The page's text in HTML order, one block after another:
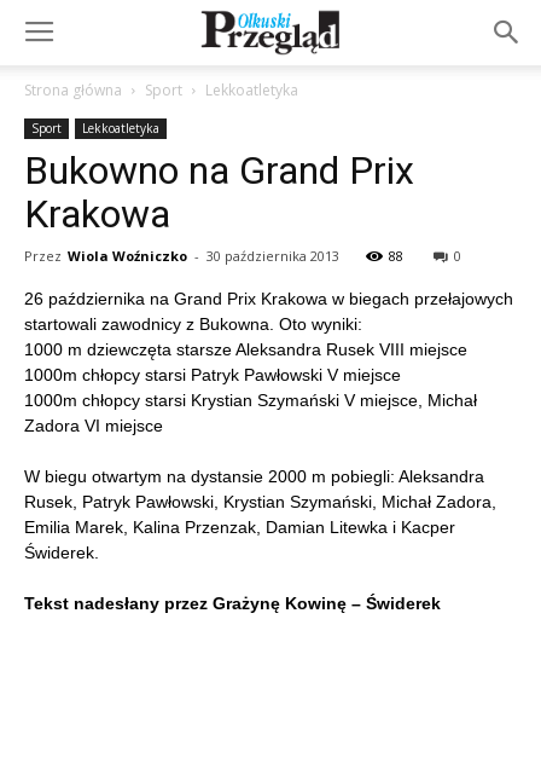
Strona główna Sport Lekkoatletyka
Sport Lekkoatletyka
Bukowno na Grand Prix
Krakowa
Przez Wiola Woźniczko - 30 października 2013 88 0
26 października na Grand Prix Krakowa w biegach przełajowych
startowali zawodnicy z Bukowna. Oto wyniki:
1000 m dziewczęta starsze Aleksandra Rusek VIII miejsce
1000m chłopcy starsi Patryk Pawłowski V miejsce
1000m chłopcy starsi Krystian Szymański V miejsce, Michał
Zadora VI miejsce
W biegu otwartym na dystansie 2000 m pobiegli: Aleksandra
Rusek, Patryk Pawłowski, Krystian Szymański, Michał Zadora,
Emilia Marek, Kalina Przenzak, Damian Litewka i Kacper
Świderek.
Tekst nadesłany przez Grażynę Kowinę – Świderek